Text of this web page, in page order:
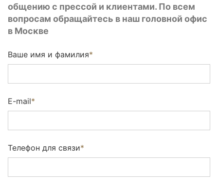
Utah (Wildwood)
Wharton (Wildwood)
Бруклин (Brushed)
Виксбург (brushed)
Вилетта Натура (brushed)
общению с прессой и клиентами. По всем
вопросам обращайтесь в наш головной офис
в Москве
Ваше имя и фамилия*
E-mail*
Телефон для связи*